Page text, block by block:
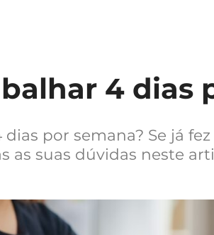
4 dias
por semana? Se já
as suas dúvidas neste